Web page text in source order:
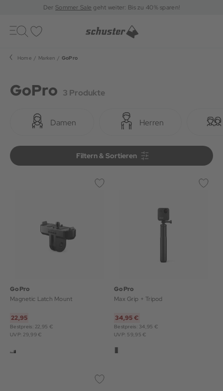
DerSommer Sale geht weiter: Bis zu 40% sparen!
Toggle
navigation
Home Marken GoPro
GoPro 3 Produkte
Damen Herren
Filtern & Sortieren
Filtern & Sortieren
GoPro
Magnetic Latch Mount
22,95
Bestpreis: 22,95 €
UVP: 29,99 €
GoPro
Max Grip + Tripod
34,95 €
Bestpreis: 34,95 €
UVP: 59,95 €